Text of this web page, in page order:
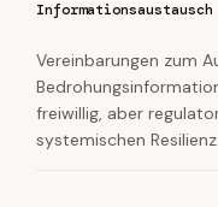
Informationsaustausch
Vereinbarungen zum
freiwillig, aber
systemischen Resilienz.